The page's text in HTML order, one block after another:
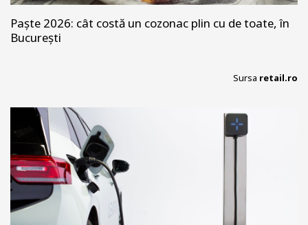
Paște 2026: cât costă un cozonac plin cu de toate, în
București
Sursa retail.ro